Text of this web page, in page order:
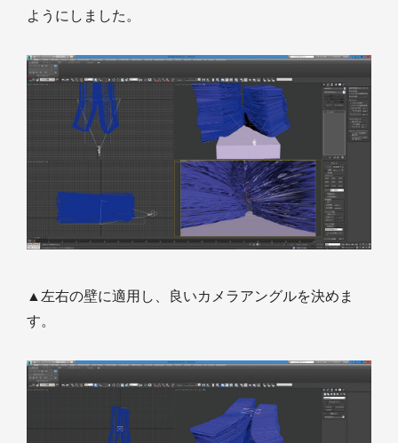
ようにしました。
▲左右の壁に適用し、良いカメラアングルを決めま
す。